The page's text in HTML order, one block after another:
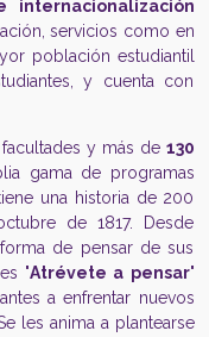
internacionalización
servicios como en
población estudiantil
y cuenta con
facultades y más de 130
gama de programas
una historia de 200
de 1817. Desde
de pensar de sus
"Atrévete a pensar"
a enfrentar nuevos
les anima a plantearse